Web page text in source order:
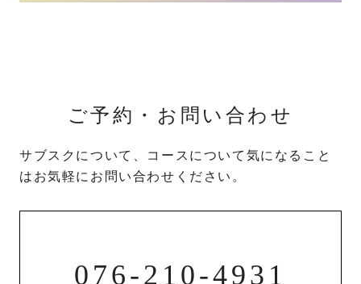
ご予約・お問い合わせ
サブスクについて、コースについて気になること
はお気軽にお問い合わせください。
076-210-4931